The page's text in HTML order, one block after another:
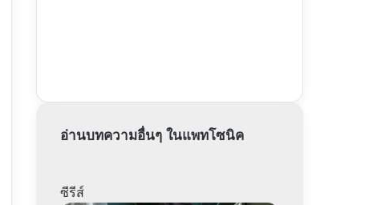
อ่านบทความอื่นๆ ในแพทโซนิค
ซีรีส์